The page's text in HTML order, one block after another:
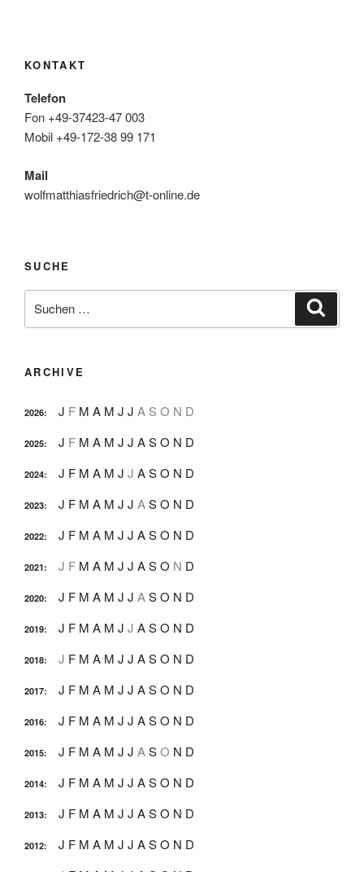
KONTAKT
Telefon
Fon +49-37423-47 003
Mobil +49-172-38 99 171
Mail
wolfmatthiasfriedrich@t-online.de
SUCHE
nach:
ARCHIVE
2026: J F M A M J J A S O N D
2025: J F M A M J J ASO N D
2024: J F M A M J J ASO N D
2023: J F M A M J J ASO N D
2022: J F M A M J J ASO N D
2021: J F M A M J J ASO N D
2020: J F M A M J J ASO N D
2019: J F M A M J J ASO N D
2018: J F M A M J J ASO N D
2017: J F M A M J J ASO N D
2016: J F M A M J J ASO N D
2015: J F M A M J J ASO N D
2014: J F M A M J J ASO N D
2013: J F M A M J J ASO N D
2012: J F M A M J J ASO N D